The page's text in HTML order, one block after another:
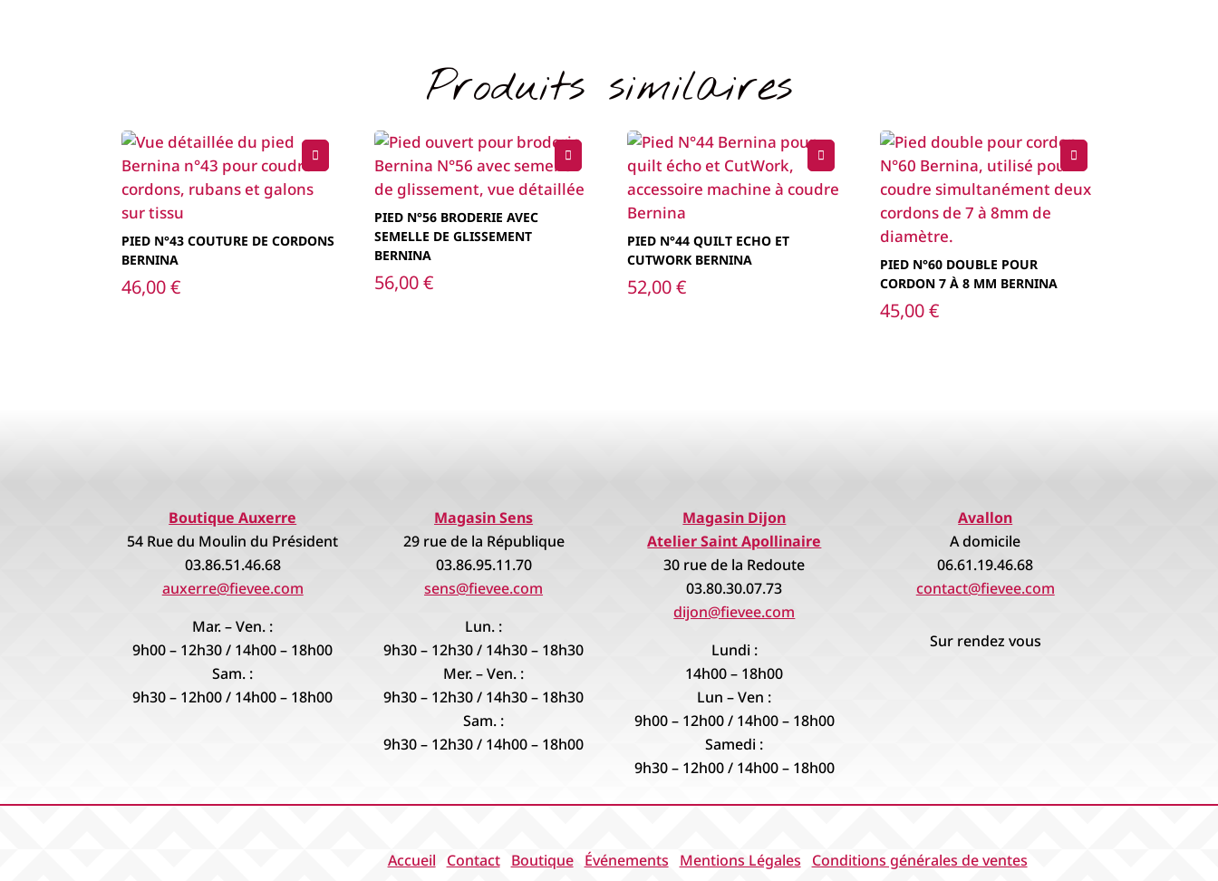
Produits similaires
PIED N°43 COUTURE DE CORDONS
BERNINA
46,00€
PIED N°56 BRODERIE AVEC
SEMELLE DE GLISSEMENT
BERNINA
56,00€
PIED N°44 QUILT ECHO ET
CUTWORK BERNINA
52,00€
PIED N°60 DOUBLE POUR
CORDON 7 À 8 MM BERNINA
45,00€
Boutique Auxerre
54 Rue du Moulin du Président
03.86.51.46.68
auxerre@fievee.com
Mar. – Ven. :
9h00 – 12h30 / 14h00 – 18h00
Sam. :
9h30 – 12h00 / 14h00 – 18h00
Magasin Sens
29 rue de la République
03.86.95.11.70
sens@fievee.com
Lun. :
9h30 – 12h30 / 14h30 – 18h30
Mer. – Ven. :
9h30 – 12h30 / 14h30 – 18h30
Sam. :
9h30 – 12h30 / 14h00 – 18h00
Magasin Dijon
Atelier Saint Apollinaire
30 rue de la Redoute
03.80.30.07.73
dijon@fievee.com
Lundi :
14h00 – 18h00
Lun – Ven :
9h00 – 12h00 / 14h00 – 18h00
Samedi :
9h30 – 12h00 / 14h00 – 18h00
Avallon
A domicile
06.61.19.46.68
contact@fievee.com
Sur rendez vous
Accueil Contact Boutique Événements Mentions Légales Conditions générales de ventes